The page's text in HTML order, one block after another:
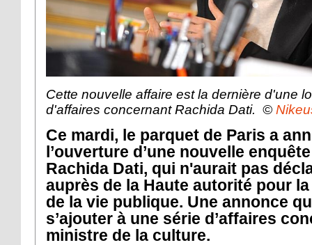
Cette nouvelle affaire est la dernière d'une
d'affaires concernant Rachida Dati. ©
Ce mardi, le parquet de Paris a
l’ouverture d’une nouvelle
Rachida Dati, qui n'aurait pas
auprès de la Haute autorité pour
de la vie publique. Une annonce
s’ajouter à une série d’affaires
ministre de la culture.